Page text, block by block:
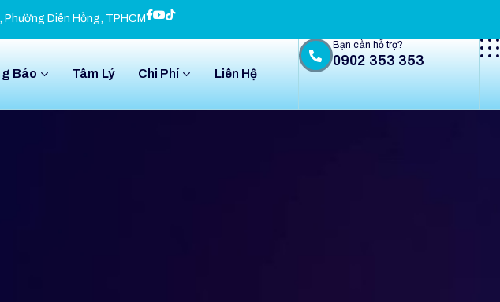
Phường Diên Hồng, TPHCM
Báo Tâm Lý Chi Phí Liên Hệ
Bạn cần hỗ trợ?
0902 353 353